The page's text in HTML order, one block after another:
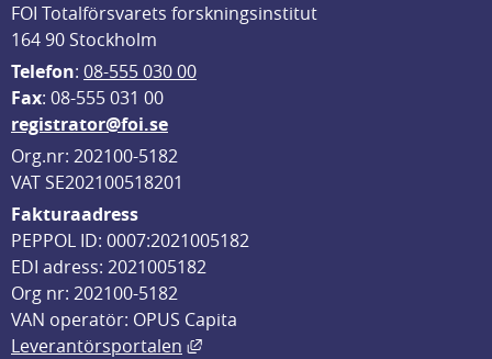
FOI Totalförsvarets forskningsinstitut
164 90 Stockholm
Telefon: 08-555 030 00
Fax: 08-555 031 00
registrator@foi.se
Org.nr: 202100-5182
VAT SE202100518201
Fakturaadress
PEPPOL ID: 0007:2021005182
EDI adress: 2021005182
Org nr: 202100-5182
VAN operatör: OPUS Capita
Leverantörsportalen
Länk till annan webbplats, öppnas